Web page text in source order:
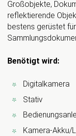
Großobjekte,
reflektierende
bestens gerüstet
Benötigt wird:
Digitalkamera
Stativ
Kamera-Akku/